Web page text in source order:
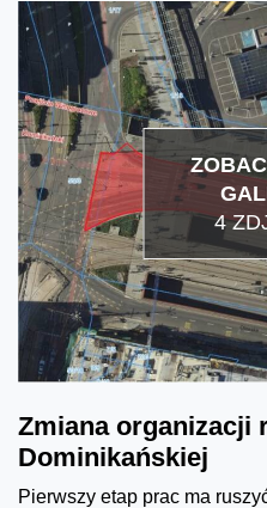
4
Zmiana organizacji
Dominikańskiej
Pierwszy etap prac ma